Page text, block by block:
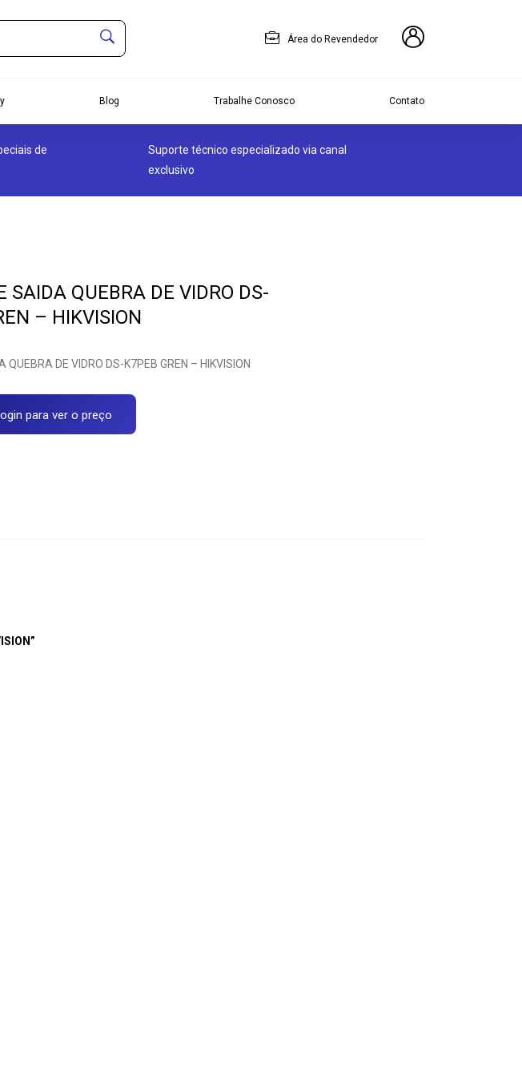
Área do Revendedor
Blog Trabalhe Conosco Contato
de
Suporte técnico especializado via canal
exclusivo
SAIDA QUEBRA DE VIDRO DS-
– HIKVISION
QUEBRA DE VIDRO DS-K7PEB GREN – HIKVISION
para ver o preço